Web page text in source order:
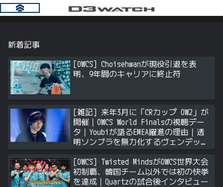
新着記事
[OWCS] Choisehwanが現役引退を表
明、9年間のキャリアに終止符
[雑記] 来年3月に「CRカップ OW2」が
開催｜OWCS World Finalsの視聴デー
タ｜Youbiが語るEMEA躍進の理由｜透
明ソンブラを無力化するヴェンデッタ
｜Stalk3rが久々のツィート ほか
[OWCS] Twisted MindsがOWCS世界大会
初制覇、韓国チーム以外では初の快挙
を達成｜Quartzの試合後インタビュー